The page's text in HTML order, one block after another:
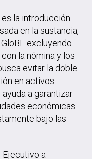
la introducción
en la sustancia,
excluyendo
la nómina y los
evitar la doble
en activos
a garantizar
económicas
bajo las
Ejecutivo a